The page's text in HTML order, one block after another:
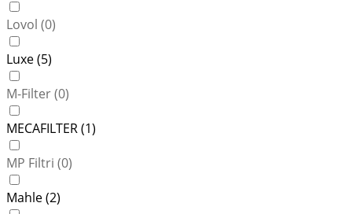
Lovol (0)
Luxe (5)
M-Filter (0)
MECAFILTER (1)
MP Filtri (0)
Mahle (2)